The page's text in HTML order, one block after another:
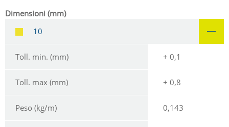
Dimensioni (mm)
10
Toll. min. (mm) + 0,1
Toll. max (mm) + 0,8
Peso (kg/m) 0,143